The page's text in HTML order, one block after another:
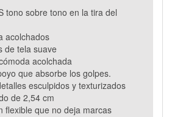
tono sobre tono en la tira del
acolchados
de tela suave
acolchada
que absorbe los golpes.
esculpidos y texturizados
de 2,54 cm
flexible que no deja marcas